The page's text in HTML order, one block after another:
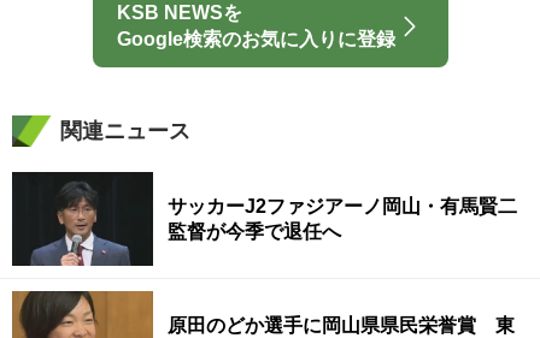
KSB NEWSを
Google検索のお気に入りに登録
関連ニュース
サッカーJ2ファジアーノ岡山・有馬賢二
監督が今季で退任へ
原田のどか選手に岡山県県民栄誉賞 東